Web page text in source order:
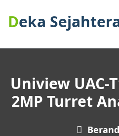
kontenDeka
Uniview UAC-
2MP Turret